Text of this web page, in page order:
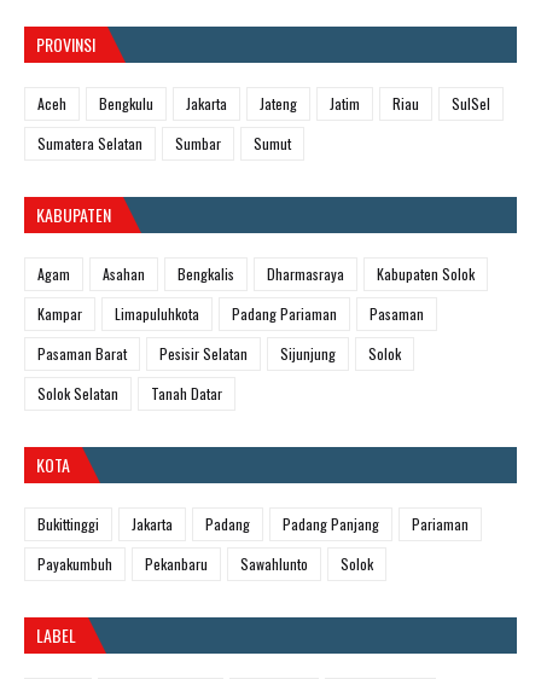
PROVINSI
Aceh Bengkulu Jakarta Jateng Jatim Riau
SulSel
Sumatera Selatan
Sumbar Sumut
KABUPATEN
Agam Asahan Bengkalis Dharmasraya
Kabupaten Solok
Kampar
Limapuluhkota Padang Pariaman
Pasaman
Pasaman Barat
Pesisir Selatan Sijunjung
Solok
Solok Selatan
Tanah Datar
KOTA
Bukittinggi Jakarta Padang Padang Panjang
Pariaman
Payakumbuh
Pekanbaru Sawahlunto Solok
LABEL